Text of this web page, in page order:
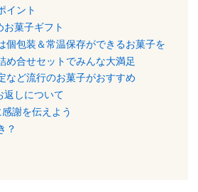
イント
お菓子ギフト
個包装＆常温保存ができるお菓子を
め合せセットでみんな大満足
など流行のお菓子がおすすめ
返しについて
謝を伝えよう
？